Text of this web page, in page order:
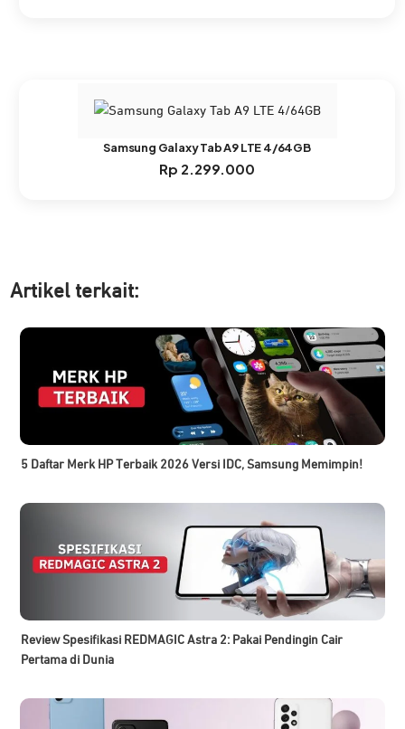
Samsung Galaxy Tab A9 LTE 4/64GB
Rp 2.299.000
Artikel terkait:
5 Daftar Merk HP Terbaik 2026 Versi IDC, Samsung Memimpin!
Review Spesifikasi REDMAGIC Astra 2: Pakai Pendingin Cair
Pertama di Dunia